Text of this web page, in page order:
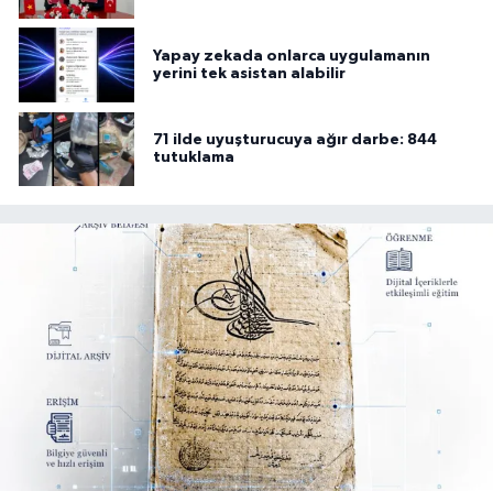
Yapay zekada onlarca uygulamanın
yerini tek asistan alabilir
71 ilde uyuşturucuya ağır darbe: 844
tutuklama